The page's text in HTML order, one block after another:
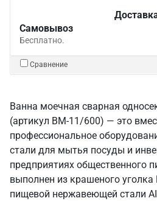
Самовывоз
Бесплатно.
Сравнение
Ванна моечная сварная
(артикул ВМ-11/600) — это
профессиональное
стали для мытья посуды и
предприятиях общественного
выполнен из крашеного
пищевой нержавеющей стали